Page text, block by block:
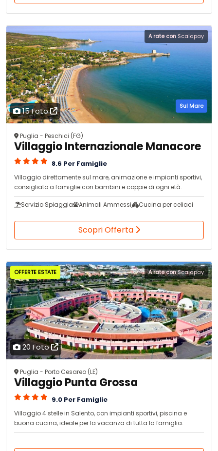
15 Foto
A rate con Scalapay
Sul Mare
Puglia - Peschici (FG)
Villaggio Internazionale Manacore
8.6 Per Famiglie
Villaggio direttamente sul mare, animazione e impianti sportivi,
consigliato a famiglie con bambini e coppie di ogni età.
Servizio Spiaggia Animali Ammessi Cucina per celiaci
Scopri Offerta
20 Foto
OFFERTE ESTATE A rate conScalapay
Puglia - Porto Cesareo (LE)
Villaggio Punta Grossa
9.0 Per Famiglie
Villaggio 4 stelle in Salento, con impianti sportivi, piscina e
buona cucina, ideale per la vacanza di tutta la famiglia.